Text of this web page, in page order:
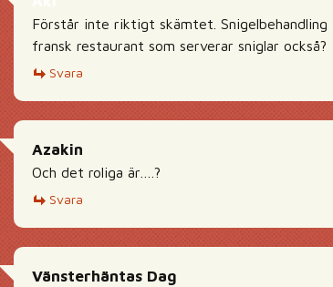
Förstår inte riktigt skämtet. Snigelbehandling
fransk restaurant som serverar sniglar också?
Svara
Azakin
Och det roliga är….?
Svara
Vänsterhäntas Dag